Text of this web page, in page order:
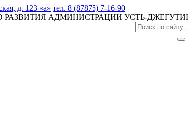
д. 123 «а» тел. 8 (87875) 7-16-90
РАЗВИТИЯ АДМИНИСТРАЦИИ УСТЬ-